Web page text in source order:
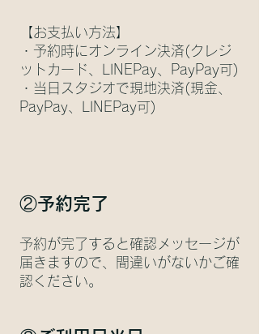
【お支払い方法】
・予約時にオンライン決済(クレジ
ットカード、LINEPay、PayPay可)
・当日スタジオで現地決済(現金、
PayPay、LINEPay可)
②予約完了
予約が完了すると確認メッセージが
届きますので、間違いがないかご確
認ください。